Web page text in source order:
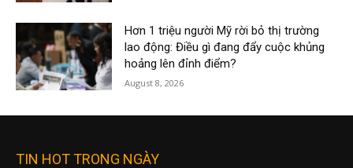
Hơn 1 triệu người Mỹ rời bỏ thị trường
lao động: Điều gì đang đẩy cuộc khủng
hoảng lên đỉnh điểm?
August 8, 2026
TIN HOT TRONG NGÀY